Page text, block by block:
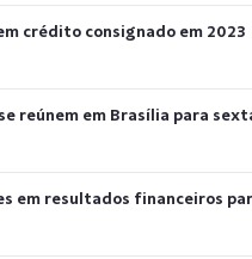
crédito consignado em 2023
reúnem em Brasília para
em resultados financeiros